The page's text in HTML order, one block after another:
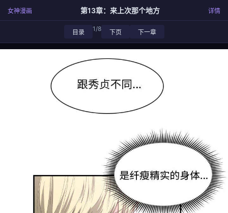
女神漫画 第13章：来上次那个地方 详情
目录 1/8 下页 下一章